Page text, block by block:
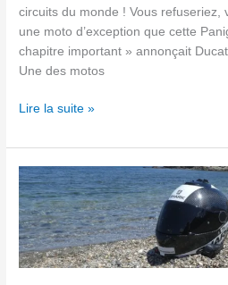
circuits du monde ! Vous refuseriez,
une moto d’exception que cette
chapitre important » annonçait
Une des motos
Lire la suite »
Shark
Spartan
Carbon
:
un